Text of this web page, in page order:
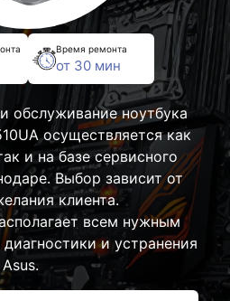
Время ремонта
от 30 мин
обслуживание ноутбука
осуществляется как
и на базе сервисного
Выбор зависит от
клиента.
всем нужным
и устранения